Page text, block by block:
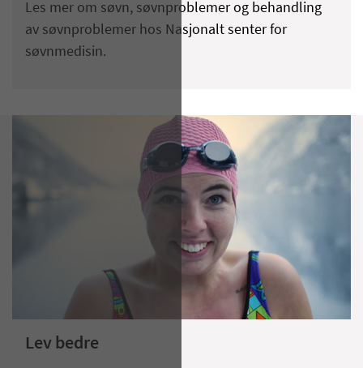
Les mer om søvn, søvnproblemer og behandling
av søvnproblemer hos Nasjonalt senter for
søvnmedisin.
Lev bedre